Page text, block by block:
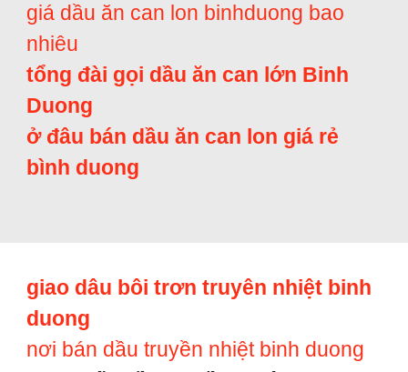
giá dầu ăn can lon binhduong bao
nhiêu
tổng đài gọi dầu ăn can lớn Binh
Duong
ở đâu bán dầu ăn can lon giá rẻ
bình duong
giao dâu bôi trơn truyên nhiệt binh
duong
nơi bán dầu truyền nhiệt binh duong